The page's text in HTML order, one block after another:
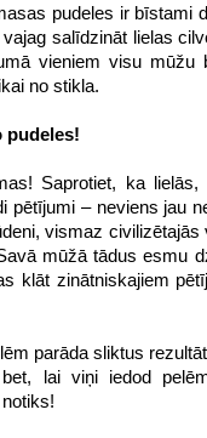
pudeles ir bīstami
salīdzināt lielas
vieniem visu mūžu
no stikla.
pudeles!
Saprotiet, ka lielās,
pētījumi – neviens jau
vismaz
mūžā tādus esmu
klāt zinātniskajiem
parāda sliktus
lai viņi iedod